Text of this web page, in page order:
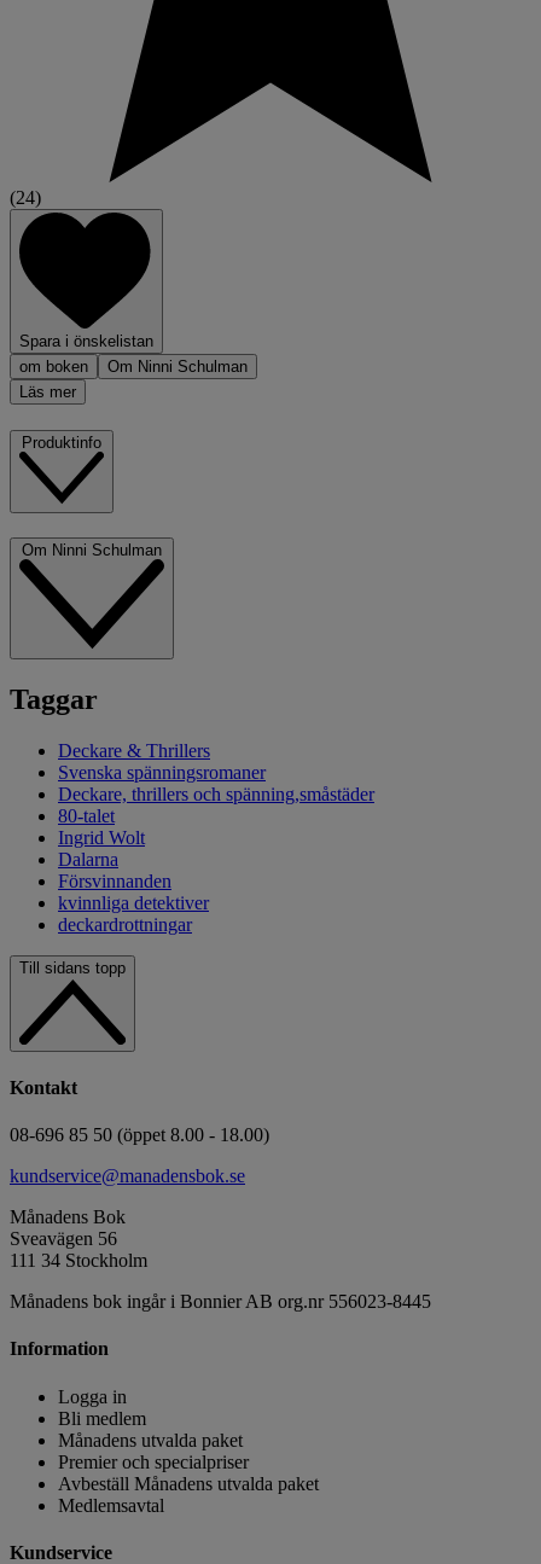
(24)
Spara i önskelistan
om boken
Om Ninni Schulman
Läs mer
Taggar
Deckare & Thrillers
Svenska spänningsromaner
Deckare, thrillers och spänning,småstäder
80-talet
Ingrid Wolt
Dalarna
Försvinnanden
kvinnliga detektiver
deckardrottningar
Till sidans topp
Kontakt
08-696 85 50 (öppet 8.00 - 18.00)
kundservice@manadensbok.se
Månadens Bok
Sveavägen 56
111 34 Stockholm
Månadens bok ingår i Bonnier AB org.nr 556023-8445
Information
Logga in
Bli medlem
Månadens utvalda paket
Premier och specialpriser
Avbeställ Månadens utvalda paket
Medlemsavtal
Kundservice